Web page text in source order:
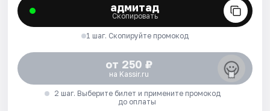
адмитад
Скопировать
1 шаг. Скопируйте промокод
от 250 ₽
на Kassir.ru
2 шаг. Выберите билет и примените промокод
до оплаты